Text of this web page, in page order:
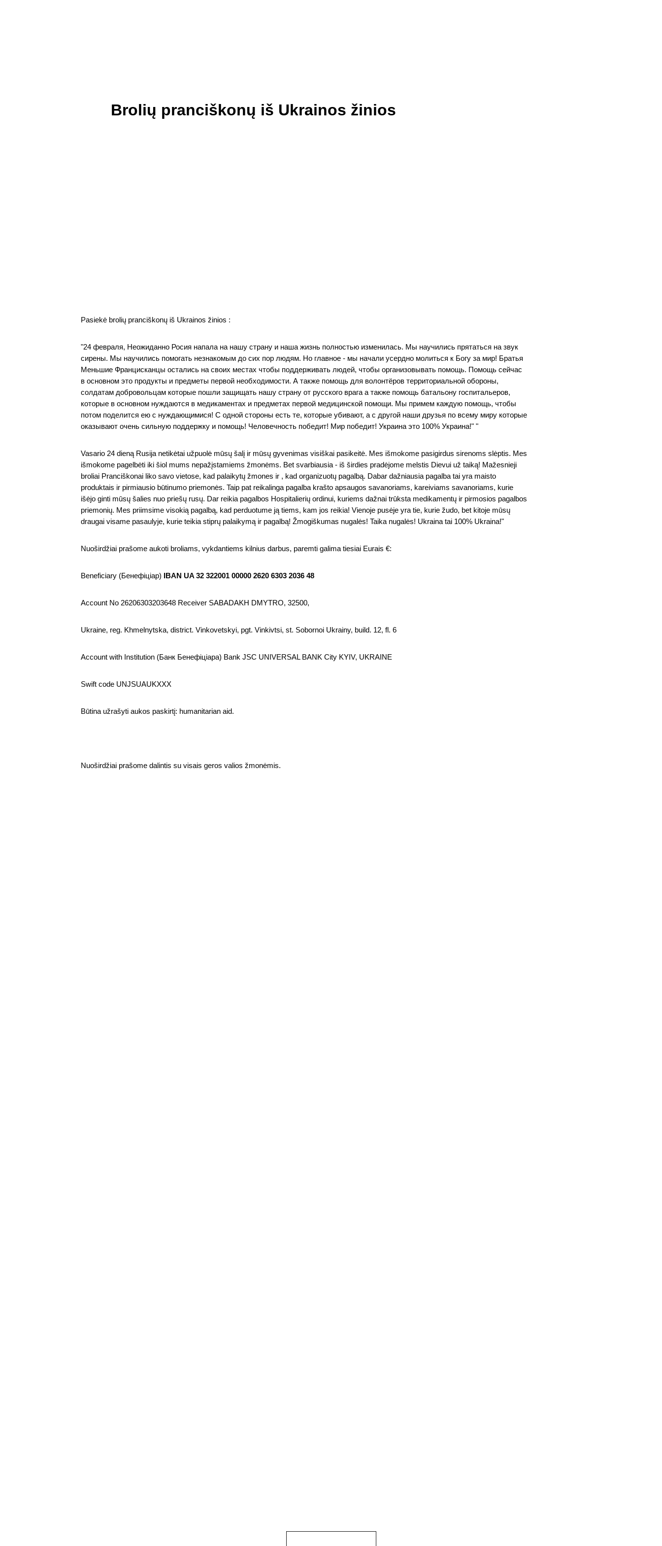
Brolių pranciškonų iš Ukrainos žinios
Pasiekė brolių pranciškonų iš Ukrainos žinios :
"24 февраля, Неожиданно Росия напала на нашу страну и наша жизнь полностью изменилась. Мы научились прятаться на звук
сирены. Мы научились помогать незнакомым до сих пор людям. Но главное - мы начали усердно молиться к Богу за мир! Братья
Меньшие Францисканцы остались на своих местах чтобы поддерживать людей, чтобы организовывать помощь. Помощь сейчас
в основном это продукты и предметы первой необходимости. А также помощь для волонтёров территориальной обороны,
солдатам добровольцам которые пошли защищать нашу страну от русского врага а также помощь батальону госпитальеров,
которые в основном нуждаются в медикаментах и предметах первой медицинской помощи. Мы примем каждую помощь, чтобы
потом поделится ею с нуждающимися! С одной стороны есть те, которые убивают, а с другой наши друзья по всему миру которые
оказывают очень сильную поддержку и помощь! Человечность победит! Мир победит! Украина это 100% Украина!" "
Vasario 24 dieną Rusija netikėtai užpuolė mūsų šalį ir mūsų gyvenimas visiškai pasikeitė. Mes išmokome pasigirdus sirenoms slėptis. Mes
išmokome pagelbėti iki šiol mums nepažįstamiems žmonėms. Bet svarbiausia - iš širdies pradėjome melstis Dievui už taiką! Mažesnieji
broliai Pranciškonai liko savo vietose, kad palaikytų žmones ir , kad organizuotų pagalbą. Dabar dažniausia pagalba tai yra maisto
produktais ir pirmiausio būtinumo priemonės. Taip pat reikalinga pagalba krašto apsaugos savanoriams, kareiviams savanoriams, kurie
išėjo ginti mūsų šalies nuo priešų rusų. Dar reikia pagalbos Hospitalierių ordinui, kuriems dažnai trūksta medikamentų ir pirmosios pagalbos
priemonių. Mes priimsime visokią pagalbą, kad perduotume ją tiems, kam jos reikia! Vienoje pusėje yra tie, kurie žudo, bet kitoje mūsų
draugai visame pasaulyje, kurie teikia stiprų palaikymą ir pagalbą! Žmogiškumas nugalės! Taika nugalės! Ukraina tai 100% Ukraina!"
Nuoširdžiai prašome aukoti broliams, vykdantiems kilnius darbus, paremti galima tiesiai Eurais €:
Beneficiary (Бенефіціар) IBAN UA 32 322001 00000 2620 6303 2036 48
Account No 26206303203648 Receiver SABADAKH DMYTRO, 32500,
Ukraine, reg. Khmelnytska, district. Vinkovetskyi, pgt. Vinkivtsi, st. Sobornoi Ukrainy, build. 12, fl. 6
Account with Institution (Банк Бенефіціара) Bank JSC UNIVERSAL BANK City KYIV, UKRAINE
Swift code UNJSUAUKXXX
Būtina užrašyti aukos paskirtį: humanitarian aid.
Nuoširdžiai prašome dalintis su visais geros valios žmonėmis.